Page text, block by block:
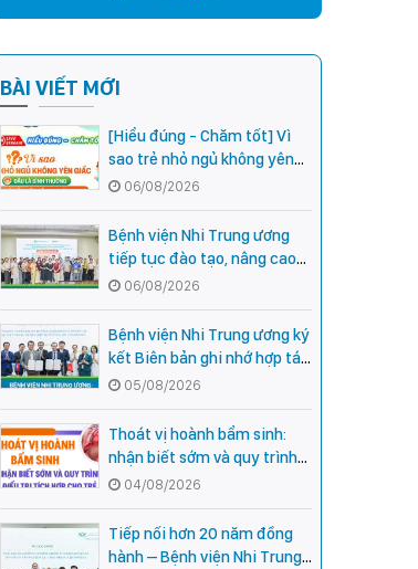
BÀI VIẾT MỚI
[Hiểu đúng - Chăm tốt] Vì
sao trẻ nhỏ ngủ không yên
giấc - Đâu là bình thường,
đâu là dấu hiệu cần đi khám
ngay?
06/08/2026
Bệnh viện Nhi Trung ương
tiếp tục đào tạo, nâng cao
năng lực khám, chữa bệnh
Nhi khoa cho cán bộ y tế tại
các tỉnh miền núi phía Bắc
06/08/2026
Bệnh viện Nhi Trung ương ký
kết Biên bản ghi nhớ hợp tác
với Bệnh viện Nhi Quốc gia
Campuchia
05/08/2026
Thoát vị hoành bẩm sinh:
nhận biết sớm và quy trình
điều trị tích hợp cho trẻ -
chia sẻ từ các chuyên gia
hàng đầu của Bệnh Viện Nhi
Trung ương
04/08/2026
Tiếp nối hơn 20 năm đồng
hành – Bệnh viện Nhi Trung